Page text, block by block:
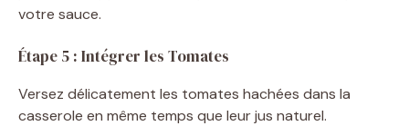
votre sauce.
Étape 5 : Intégrer les Tomates
Versez délicatement les tomates hachées dans la
casserole en même temps que leur jus naturel.